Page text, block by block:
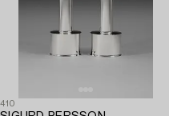
410